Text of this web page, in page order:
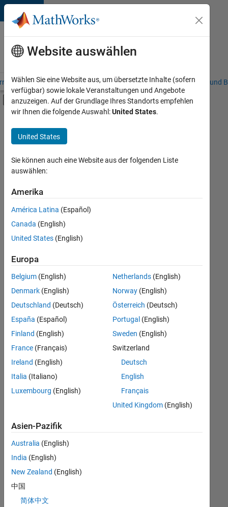
Weiter zum Inhalt
Karriere
bei
MathWorks
– Übersicht Stellensuche Niederlassungen Studierende und
Umschaltung für Off-Canvas-
Hauptinhalt
Praktika
Information Technology
Customer Support
Education Sales
Inside Sales
Marketing Services
Business Model Team
Finance and Operations
+8
Derzeit
es
keine
offenen
Stellen,
Ihren
Suchkriterien
entsprechen.
können
die
Suchkriterien
weiter
fassen
oder
alle
Stellenangebote
anzeigen .
noch
keine
offenen
Stellen
können,
die
Website auswählen
Wählen Sie eine Website aus, um übersetzte Inhalte (sofern
verfügbar) sowie lokale Veranstaltungen und Angebote
anzuzeigen. Auf der Grundlage Ihres Standorts empfehlen
wir Ihnen die folgende Auswahl:United States.
United States
Sie können auch eine Website aus der folgenden Liste
auswählen:
Amerika
América Latina (Español)
Canada (English)
United States (English)
Europa
Belgium (English)
Denmark (English)
Deutschland (Deutsch)
España (Español)
Finland (English)
France (Français)
Ireland (English)
Italia (Italiano)
Luxembourg (English)
Netherlands(English)
Norway(English)
Österreich (Deutsch)
Portugal (English)
Sweden (English)
Switzerland
Deutsch
English
Français
United Kingdom(English)
Asien-Pazifik
Australia (English)
India (English)
New Zealand (English)
中国
简体中文